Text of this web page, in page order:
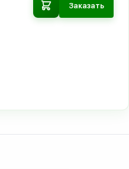
Заказать